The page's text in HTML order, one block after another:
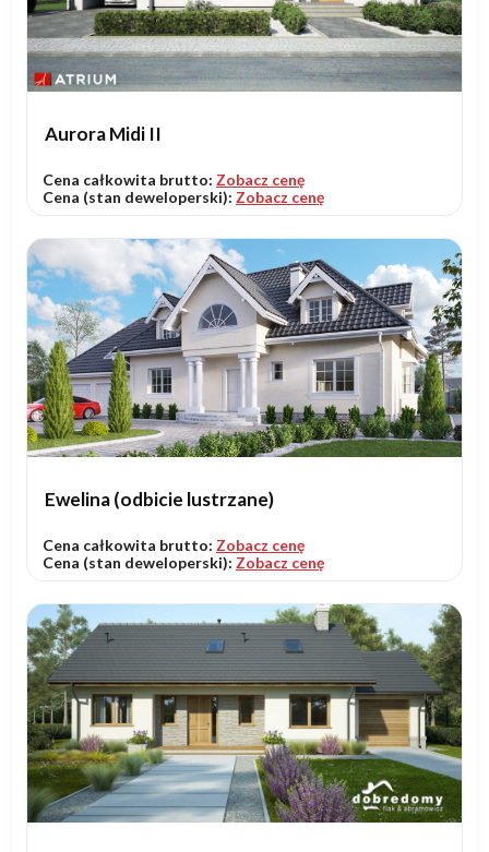
Aurora Midi II
Cena całkowita brutto: Zobacz cenę
Cena (stan deweloperski): Zobacz cenę
Ewelina (odbicie lustrzane)
Cena całkowita brutto: Zobacz cenę
Cena (stan deweloperski): Zobacz cenę